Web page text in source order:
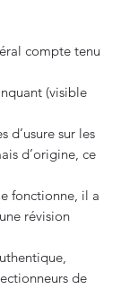
compte tenu
(visible
sur les
d’origine, ce
fonctionne, il a
révision
de